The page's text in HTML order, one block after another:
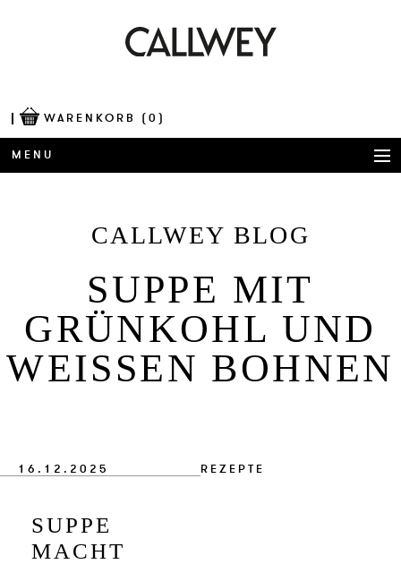
WARENKORB (0)
MENU
AWARDS
BEST OF ARCHITECTURE
CORPORATE PUBLISHING
BLOG
CALLWEY BLOG
SUP­PE MIT
GRÜNKOHL UND
WEISSEN BOH­NEN
16.12.2025
SUPPE
MACHT
REZEPTE